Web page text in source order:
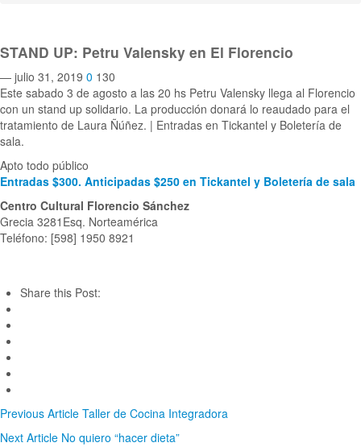
STAND UP: Petru Valensky en El Florencio
— julio 31, 2019 0 130
Este sabado 3 de agosto a las 20 hs Petru Valensky llega al Florencio
con un stand up solidario. La producción donará lo reaudado para el
tratamiento de Laura Ñúñez. | Entradas en Tickantel y Boletería de
sala.
Apto todo público
Entradas $300. Anticipadas $250 en Tickantel y Boletería de sala
Centro Cultural Florencio Sánchez
Grecia 3281Esq. Norteamérica
Teléfono: [598] 1950 8921
Share this Post:
Previous Article Taller de Cocina Integradora
Next Article No quiero “hacer dieta”